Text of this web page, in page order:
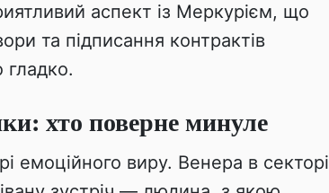
аспект із Меркурієм, що
та підписання контрактів
хто поверне минуле
емоційного виру. Венера в секторі